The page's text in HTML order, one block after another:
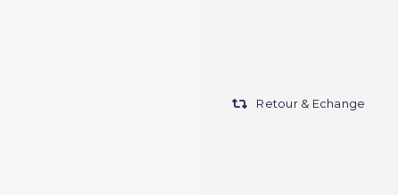
Retour & Echange